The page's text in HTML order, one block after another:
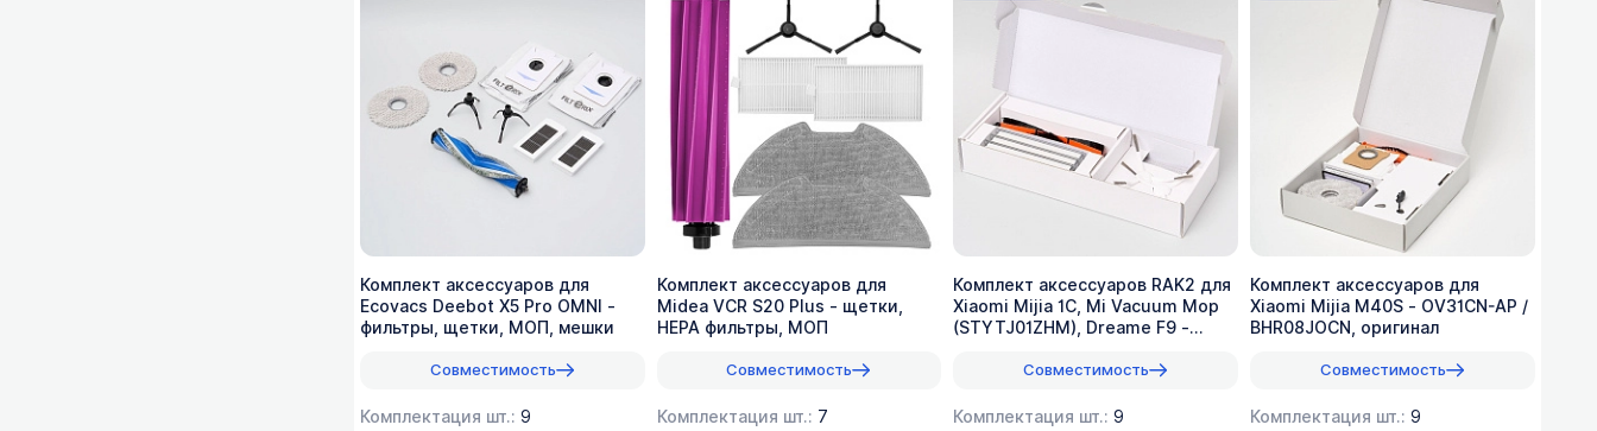
Комплект аксессуаров для
Ecovacs Deebot X5 Pro OMNI -
фильтры, щетки, МОП, мешки
Совместимость
Комплектация шт.: 9
Комплект аксессуаров для
Midea VCR S20 Plus - щетки,
HEPA фильтры, МОП
Совместимость
Комплектация шт.: 7
Комплект аксессуаров RAK2 для
Xiaomi Mijia 1C, Mi Vacuum Mop
(STYTJ01ZHM), Dreame F9 -
Совместимость
Комплектация шт.:9
Комплект аксессуаров для
Xiaomi Mijia M40S - OV31CN-AP /
BHR08JOCN, оригинал
Совместимость
Комплектация шт.:9